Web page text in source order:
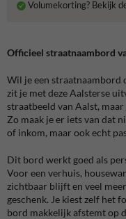
Volumekorting? Bekijk
Officieel straatnaambord
Wil je een straatnaambord
zit je met deze Aalsterse
straatbeeld van Aalst,
Zo maak je er iets van dat
of inkom, maar ook echt
Dit bord werkt goed als
Voor een verhuis,
zichtbaar blijft en veel
geschenk. Je kiest zelf het
bord makkelijk afstemt op